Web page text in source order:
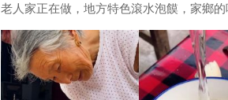
老人家正在做，地方特色滾水泡饃，家鄉